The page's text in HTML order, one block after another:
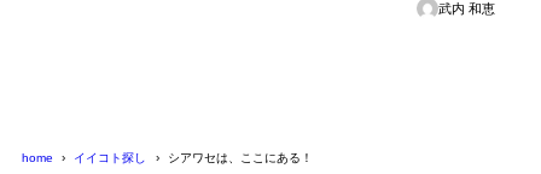
武内 和恵
home イイコト探し シアワセは、ここにある！